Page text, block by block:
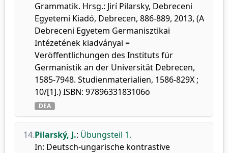
Grammatik. Hrsg.: Jirí Pilarsky, Debreceni
Egyetemi Kiadó, Debrecen, 886-889, 2013, (A
Debreceni Egyetem Germanisztikai
Intézetének kiadványai =
Veröffentlichungen des Instituts für
Germanistik an der Universität Debrecen,
1585-7948. Studienmaterialien, 1586-829X ;
10/[1].) ISBN: 9789633183106ö
DEA
14.Pilarský, J.: Übungsteil 1.
In: Deutsch-ungarische kontrastive